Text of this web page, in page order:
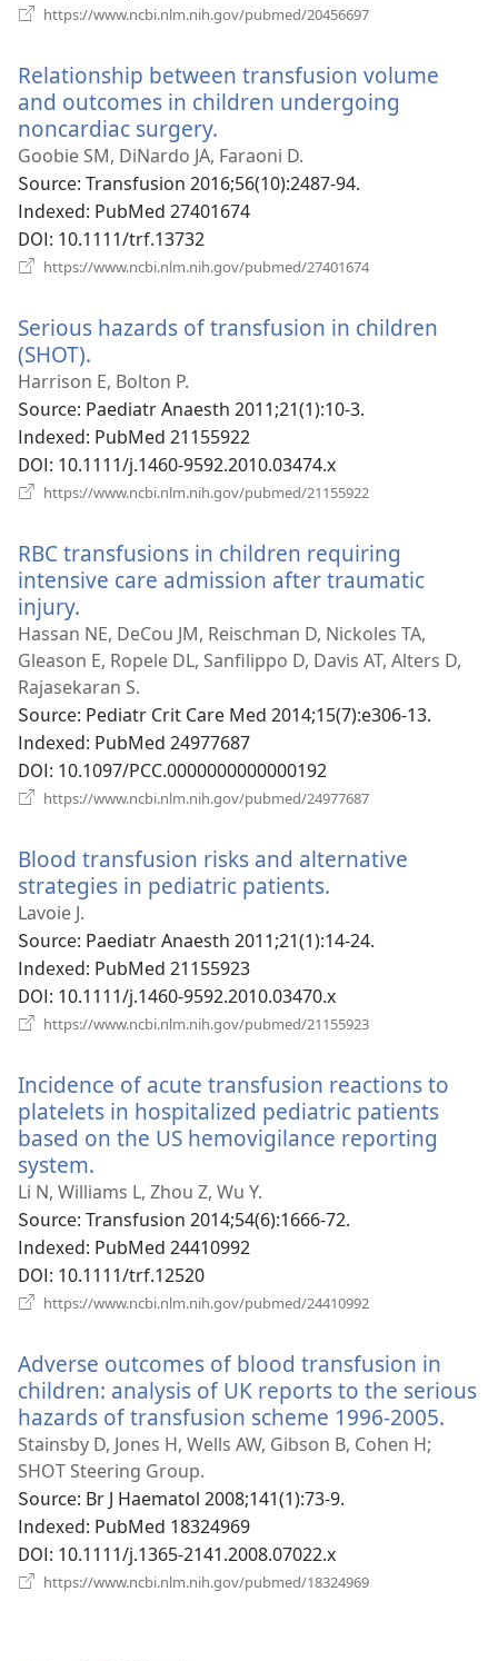
https://www.ncbi.nlm.nih.gov/pubmed/20456697
창
열
기)
Relationship between transfusion volume
and outcomes in children undergoing
noncardiac surgery.
로
운
창
기)
Goobie SM, DiNardo JA, Faraoni D.
Source‎: Transfusion 2016;56(10):2487-94.
Indexed‎: PubMed 27401674
DOI‎: 10.1111/trf.13732
https://www.ncbi.nlm.nih.gov/pubmed/27401674
창
Serious hazards of transfusion in children
(SHOT).
로
운
창
열
기)
Harrison E, Bolton P.
Source‎: Paediatr Anaesth 2011;21(1):10-3.
Indexed‎: PubMed 21155922
DOI‎: 10.1111/j.1460-9592.2010.03474.x
https://www.ncbi.nlm.nih.gov/pubmed/21155922
창
열
기)
RBC transfusions in children requiring
intensive care admission after traumatic
injury.
로
운
창
열
기)
Hassan NE, DeCou JM, Reischman D, Nickoles TA,
Gleason E, Ropele DL, Sanfilippo D, Davis AT, Alters D,
Rajasekaran S.
Source‎: Pediatr Crit Care Med 2014;15(7):e306-13.
Indexed‎: PubMed 24977687
DOI‎: 10.1097/PCC.0000000000000192
https://www.ncbi.nlm.nih.gov/pubmed/24977687
창
Blood transfusion risks and alternative
strategies in pediatric patients.
운
열
기)
Lavoie J.
Source‎: Paediatr Anaesth 2011;21(1):14-24.
Indexed‎: PubMed 21155923
DOI‎: 10.1111/j.1460-9592.2010.03470.x
https://www.ncbi.nlm.nih.gov/pubmed/21155923
창
열
기)
Incidence of acute transfusion reactions to
platelets in hospitalized pediatric patients
based on the US hemovigilance reporting
system.
로
운
창
열
기)
Li N, Williams L, Zhou Z, Wu Y.
Source‎: Transfusion 2014;54(6):1666-72.
Indexed‎: PubMed 24410992
DOI‎: 10.1111/trf.12520
https://www.ncbi.nlm.nih.gov/pubmed/24410992
창
열
기)
Adverse outcomes of blood transfusion in
children: analysis of UK reports to the serious
hazards of transfusion scheme 1996-2005.
Stainsby D, Jones H, Wells AW, Gibson B, Cohen H;
SHOT Steering Group.
Source‎: Br J Haematol 2008;141(1):73-9.
Indexed‎: PubMed 18324969
DOI‎: 10.1111/j.1365-2141.2008.07022.x
https://www.ncbi.nlm.nih.gov/pubmed/18324969